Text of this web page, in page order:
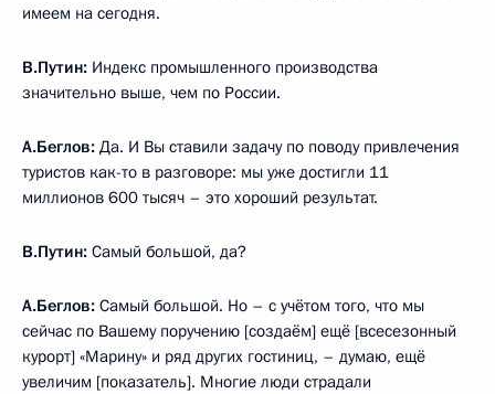
имеем на сегодня.
В.Путин: Индекс промышленного производства
значительно выше, чем по России.
А.Беглов: Да. И Вы ставили задачу по поводу привлечения
туристов как-то в разговоре: мы уже достигли 11
миллионов 600 тысяч – это хороший результат.
В.Путин: Самый большой, да?
А.Беглов: Самый большой. Но – с учётом того, что мы
сейчас по Вашему поручению [создаём] ещё [всесезонный
курорт] «Марину» и ряд других гостиниц, – думаю, ещё
увеличим [показатель]. Многие люди страдали